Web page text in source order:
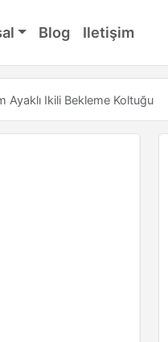
Blog Iletişim
Ayaklı Ikili Bekleme Koltuğu